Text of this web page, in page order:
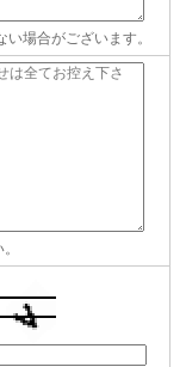
場合がございます。